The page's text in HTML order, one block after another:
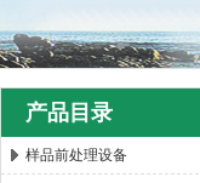
产品目录
样品前处理设备